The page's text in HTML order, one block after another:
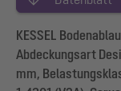
KESSEL
Abdeckungsart
mm,